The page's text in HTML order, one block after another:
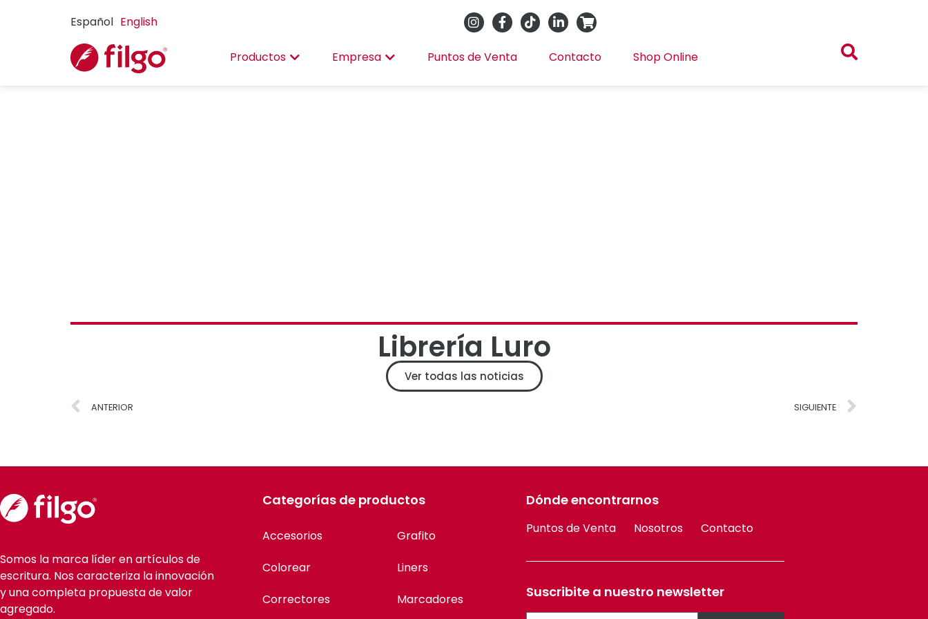
Español English
Productos Empresa Puntos de Venta Contacto Shop Online
Librería Luro
Ver todas las noticias
ANTERIOR SIGUIENTE
Somos la marca líder en artículos de
escritura. Nos caracteriza la innovación
y una completa propuesta de valor
agregado.
Categorías de productos
Accesorios
Colorear
Correctores
Grafito
Liners
Marcadores
Dónde encontrarnos
Puntos de Venta Nosotros Contacto
Suscribite a nuestro newsletter